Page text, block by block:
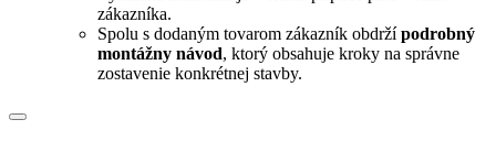
zákazníka.
Spolu s dodaným tovarom zákazník obdržípodrobný
montážny návod, ktorý obsahuje kroky na správne
zostavenie konkrétnej stavby.